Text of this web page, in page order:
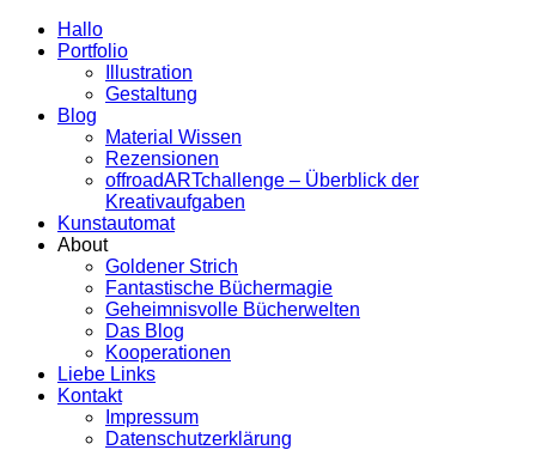
Hallo
Portfolio
Illustration
Gestaltung
Blog
Material Wissen
Rezensionen
offroadARTchallenge – Überblick der
Kreativaufgaben
Kunstautomat
About
Goldener Strich
Fantastische Büchermagie
Geheimnisvolle Bücherwelten
Das Blog
Kooperationen
Liebe Links
Kontakt
Impressum
Datenschutzerklärung